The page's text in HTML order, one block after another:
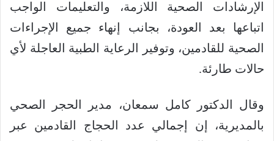
الإرشادات الصحية اللازمة، والتعليمات الواجب
اتباعها بعد العودة، بجانب إنهاء جميع الإجراءات
الصحية للقادمين، وتوفير الرعاية الطبية العاجلة لأي
حالات طارئة.
وقال الدكتور كامل سمعان، مدير الحجر الصحي
بالمديرية، إن إجمالي عدد الحجاج القادمين عبر